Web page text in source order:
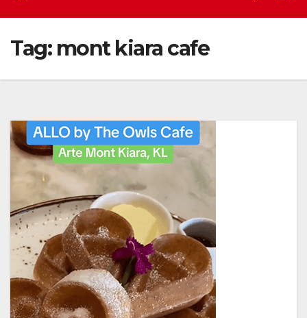
Tag: mont kiara cafe